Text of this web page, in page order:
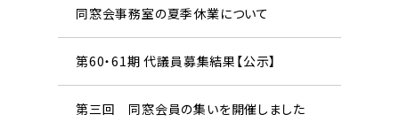
同窓会事務室の夏季休業について
第60・61期 代議員募集結果【公示】
第三回 同窓会員の集いを開催しました